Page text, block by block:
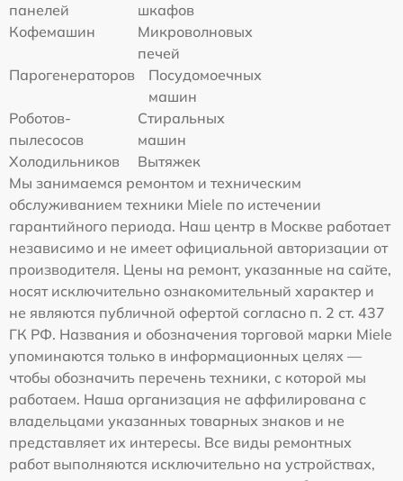
панелей
шкафов
Кофемашин
Микроволновых
печей
Парогенераторов
Посудомоечных
машин
Роботов-
пылесосов
Стиральных
машин
Холодильников
Вытяжек
Мы занимаемся ремонтом и техническим
обслуживанием техники Miele по истечении
гарантийного периода. Наш центр в Москве работает
независимо и не имеет официальной авторизации от
производителя. Цены на ремонт, указанные на сайте,
носят исключительно ознакомительный характер и
не являются публичной офертой согласно п. 2 ст. 437
ГК РФ. Названия и обозначения торговой марки Miele
упоминаются только в информационных целях —
чтобы обозначить перечень техники, с которой мы
работаем. Наша организация не аффилирована с
владельцами указанных товарных знаков и не
представляет их интересы. Все виды ремонтных
работ выполняются исключительно на устройствах,